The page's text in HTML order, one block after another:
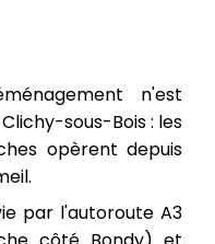
n'est
sous-Bois : les
opèrent depuis
par l'autoroute A3